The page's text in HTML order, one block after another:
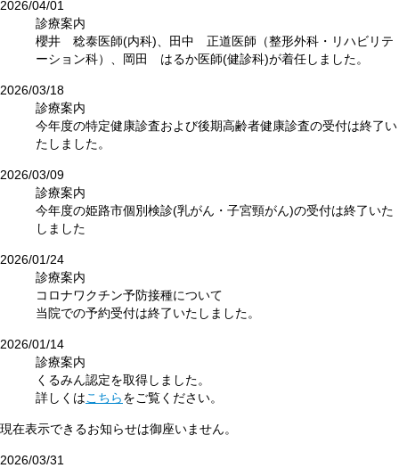
2026/04/01
診療案内
櫻井 稔泰医師(内科)、田中 正道医師（整形外科・リハビリテ
ーション科）、岡田 はるか医師(健診科)が着任しました。
2026/03/18
診療案内
今年度の特定健康診査および後期高齢者健康診査の受付は終了い
たしました。
2026/03/09
診療案内
今年度の姫路市個別検診(乳がん・子宮頸がん)の受付は終了いた
しました
2026/01/24
診療案内
コロナワクチン予防接種について
当院での予約受付は終了いたしました。
2026/01/14
診療案内
くるみん認定を取得しました。
詳しくはこちらをご覧ください。
現在表示できるお知らせは御座いません。
2026/03/31